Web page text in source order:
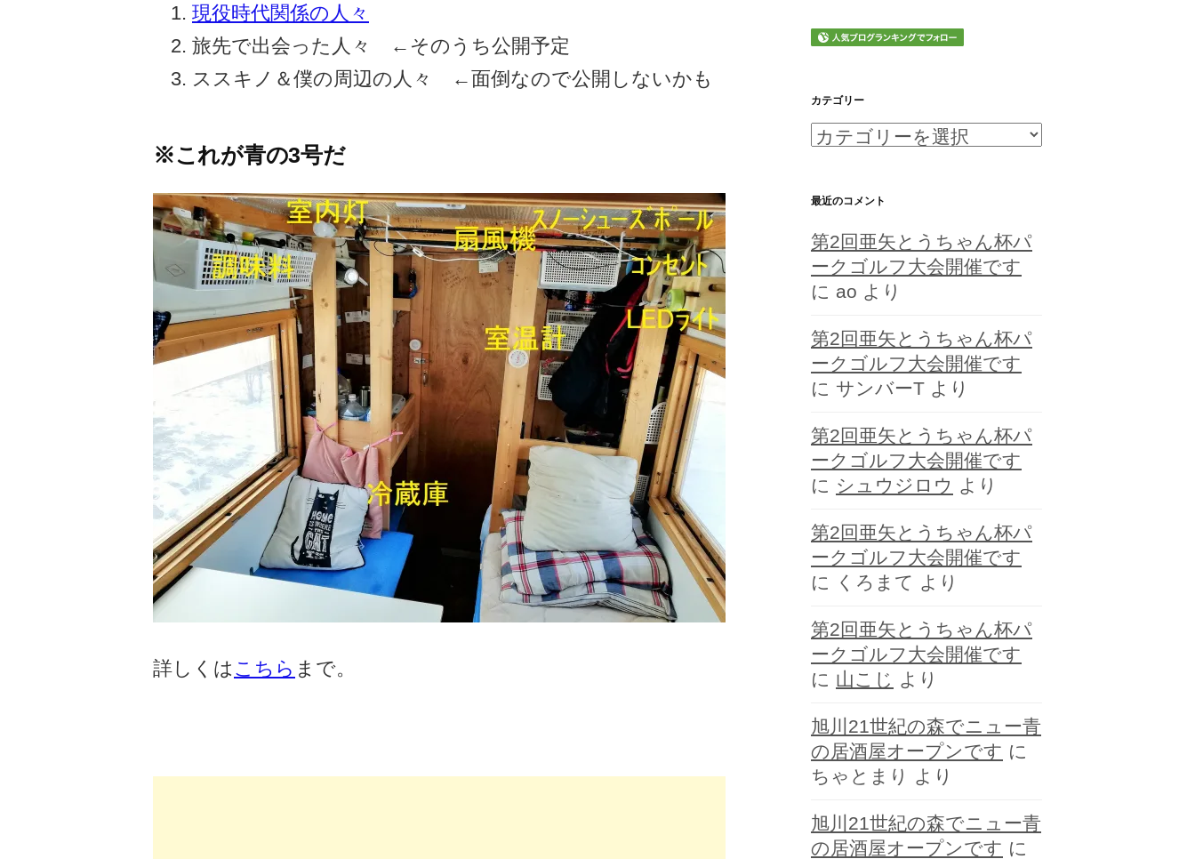
現役時代関係の人々
旅先で出会った人々 ←そのうち公開予定
ススキノ＆僕の周辺の人々 ←面倒なので公開しないかも
※これが青の3号だ
詳しくは こちら まで。
カテゴリー
カ
ゴ
ー
最近のコメント
第2回亜矢とうちゃん杯パ
ークゴルフ大会開催です
に ao より
第2回亜矢とうちゃん杯パ
ークゴルフ大会開催です
に サンバーT より
第2回亜矢とうちゃん杯パ
ークゴルフ大会開催です
に シュウジロウ より
第2回亜矢とうちゃん杯パ
ークゴルフ大会開催です
に
くろまて より
第2回亜矢とうちゃん杯パ
ークゴルフ大会開催です
に 山こじ より
旭川21世紀の森でニュー青
の居酒屋オープンです に
ちゃとまり
より
旭川21世紀の森でニュー青
の居酒屋オープンです に